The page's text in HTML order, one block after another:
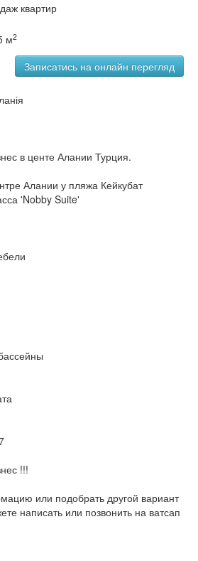
квартир
м2
в центе Алании Турция.
Алании у пляжа Кейкубат
'Nobby Suite'
!!!
или подобрать другой вариант
написать или позвонить на ватсап